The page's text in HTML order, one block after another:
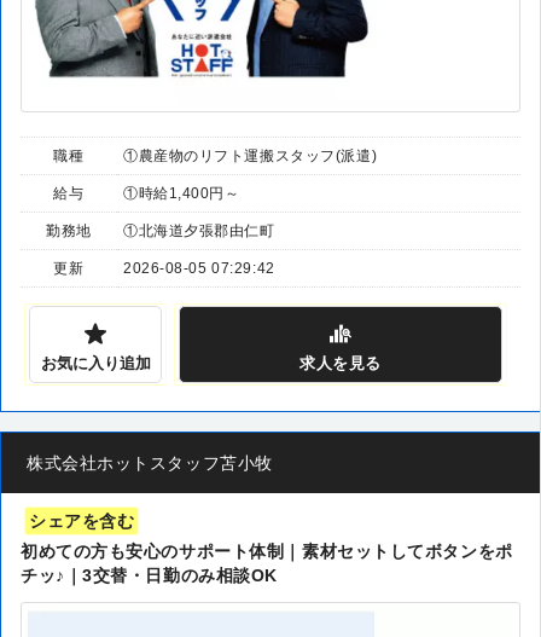
職種 ①農産物のリフト運搬スタッフ(派遣)
給与 ①時給1,400円～
勤務地 ①北海道夕張郡由仁町
更新 2026-08-05 07:29:42
お気に入り追加 求人 を見る
株式会社ホットスタッフ苫小牧
シェアを含む
初めての方も安心のサポート体制｜素材セットしてボタンをポ
チッ♪｜3交替・日勤のみ相談OK